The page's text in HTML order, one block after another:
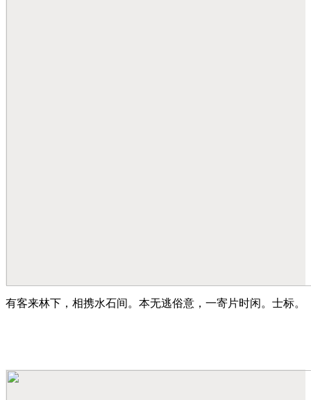
有客来林下，相携水石间。本无逃俗意，一寄片时闲。士标。